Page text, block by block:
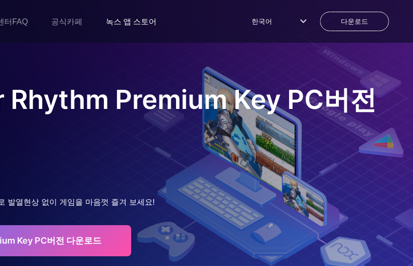
터FAQ 공식카페 녹스 앱 스토어 한국어 다운로드
Premium Key PC버전
발열현상 없이 게임을 마음껏 즐겨 보세요!
Key PC버전 다운로드